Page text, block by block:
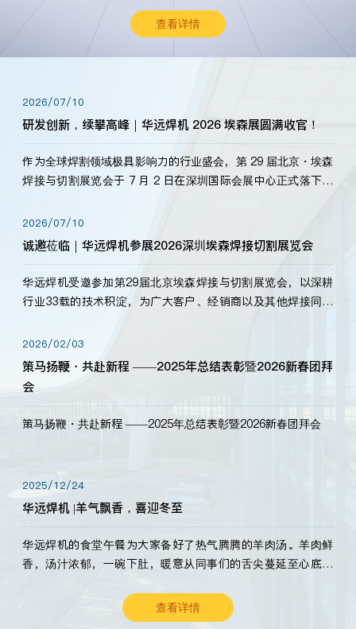
查看详情
2026/07/10
研发创新，续攀高峰｜华远焊机 2026 埃森展圆满收官！
作为全球焊割领域极具影响力的行业盛会，第 29 届北京・埃森
焊接与切割展览会于 7 月 2 日在深圳国际会展中心正式落下帷
标准，持之以恒研发新产品、新技术。新老客户、行业伙伴、
海内外客户为目睹公司发布的新产…
2026/07/10
诚邀莅临｜华远焊机参展2026深圳埃森焊接切割展览会
华远焊机受邀参加第29届北京埃森焊接与切割展览会，以深耕
行业33载的技术积淀，为广大客户、经销商以及其他焊接同仁
2026/02/03
策马扬鞭・共赴新程 ——2025年总结表彰暨2026新春团拜
会
策马扬鞭・共赴新程 ——2025年总结表彰暨2026新春团拜会
2025/12/24
华远焊机 |羊气飘香，喜迎冬至
华远焊机的食堂午餐为大家备好了热气腾腾的羊肉汤。羊肉鲜
香，汤汁浓郁，一碗下肚，暖意从同事们的舌尖蔓延至心底。
查看详情